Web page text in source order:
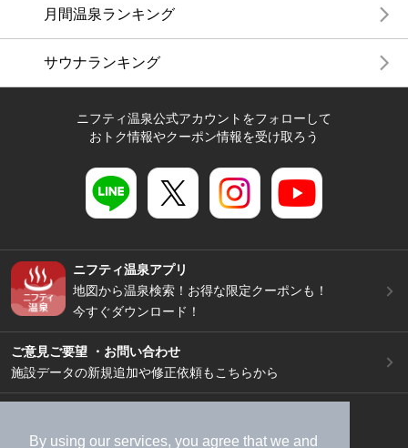
By using our services, you agree that we and
月間温泉ランキング
サウナランキング
ニフティ温泉公式アカウントをフォローして
おトク情報やクーポン情報を受け取ろう
ニフティ温泉アプリ
地図から温泉検索！お得な限定クーポンも！
今すぐダウンロード！
ご意見ご要望 ・お問い合わせ
施設データの新規追加や修正依頼もこちらから
加盟店募集（資料請求）
広告出稿のご案内